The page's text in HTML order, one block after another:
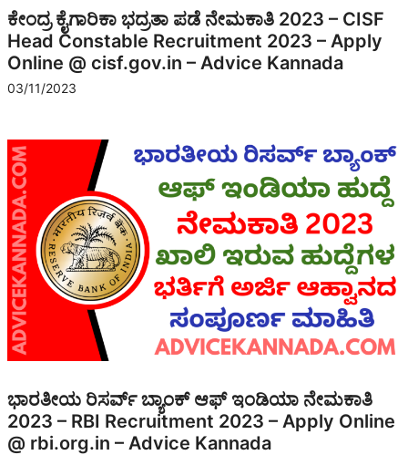
ಕೇಂದ್ರ ಕೈಗಾರಿಕಾ ಭದ್ರತಾ ಪಡೆ ನೇಮಕಾತಿ 2023 – CISF
Head Constable Recruitment 2023 – Apply
Online @ cisf.gov.in – Advice Kannada
03/11/2023
ಭಾರತೀಯ ರಿಸರ್ವ್ ಬ್ಯಾಂಕ್ ಆಫ್ ಇಂಡಿಯಾ ನೇಮಕಾತಿ
2023 – RBI Recruitment 2023 – Apply Online
@ rbi.org.in – Advice Kannada